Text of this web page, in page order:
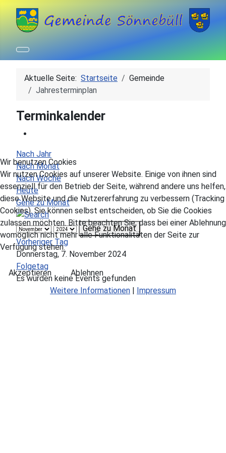
Aktuelle Seite: Startseite
Gemeinde
Jahresterminplan
Terminkalender
Nach Jahr
Nach Monat
Nach Woche
Heute
Gehe zu Monat
Gehe zu Monat
Vorheriger Tag
Donnerstag, 7. November 2024
Folgetag
Es wurden keine Events gefunden
Wir benutzen Cookies
Wir nutzen Cookies auf unserer Website. Einige von ihnen sind
essenziell für den Betrieb der Seite, während andere uns helfen,
diese Website und die Nutzererfahrung zu verbessern (Tracking
Cookies). Sie können selbst entscheiden, ob Sie die Cookies
zulassen möchten. Bitte beachten Sie, dass bei einer Ablehnung
womöglich nicht mehr alle Funktionalitäten der Seite zur
Verfügung stehen.
Akzeptieren
Ablehnen
Weitere Informationen | Impressum